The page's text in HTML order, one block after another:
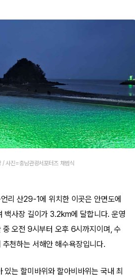
/ 사진=충남관광서포터즈 채범식
리 산29-1에 위치한 이곳은 안면도에
백사장 길이가 3.2km에 달합니다. 운영
오전 9시부터 오후 6시까지이며, 수
천하는 서해안 해수욕장입니다.
있는 할미바위와 할아비바위는 국내 최